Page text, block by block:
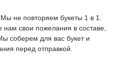
не повторяем букеты 1 в 1.
нам свои пожелания в составе,
соберем для вас букет и
перед отправкой.
КАНАЛ